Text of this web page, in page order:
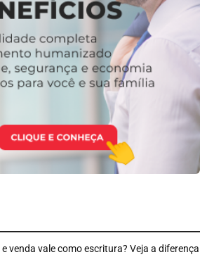
venda vale como escritura? Veja a diferença